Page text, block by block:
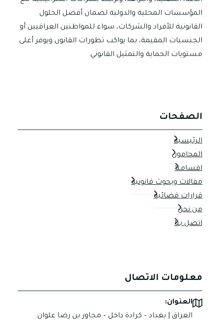
المؤسسات المحلية والدولية لضمان أفضل الحلول
القانونية للأفراد والشركات، سواء للمواطنين العراقيين أو
الجنسيات المقيمة، بما يواكب تطورات القانون ويوفر أعلى
مستويات الحماية والتمثيل القانوني.
الصفحات
الرئيسية
المحامون
اقسامنا
مقالات وبحوث قانونية
قرارات قضائية
من نحن
اتصل بنا
معلومات الاتصال
العنوان:
العراق | بغداد – كرادة داخل – مجاور بن رضا علوان.